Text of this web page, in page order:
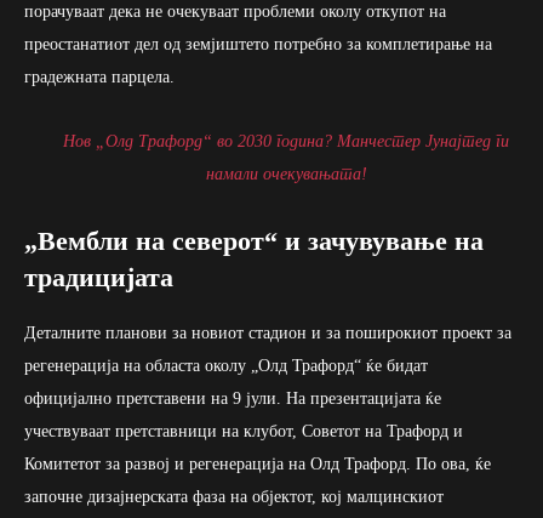
порачуваат дека не очекуваат проблеми околу откупот на
преостанатиот дел од земјиштето потребно за комплетирање на
градежната парцела.
Нов „Олд Трафорд“ во 2030 година? Манчестер Јунајтед ги
намали очекувањата!
„Вембли на северот“ и зачувување на
традицијата
Деталните планови за новиот стадион и за поширокиот проект за
регенерација на областа околу „Олд Трафорд“ ќе бидат
официјално претставени на 9 јули. На презентацијата ќе
учествуваат претставници на клубот, Советот на Трафорд и
Комитетот за развој и регенерација на Олд Трафорд. По ова, ќе
започне дизајнерската фаза на објектот, кој малцинскиот